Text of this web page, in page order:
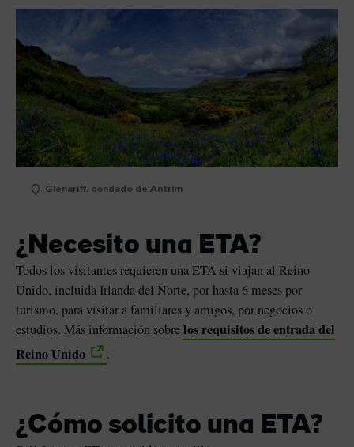
Glenariff, condado de Antrim
¿Necesito una ETA?
Todos los visitantes requieren una ETA si viajan al Reino
Unido, incluida Irlanda del Norte, por hasta 6 meses por
turismo, para visitar a familiares y amigos, por negocios o
estudios. Más información sobrelos requisitos de entrada del
Reino Unido
.
¿Cómo solicito una ETA?